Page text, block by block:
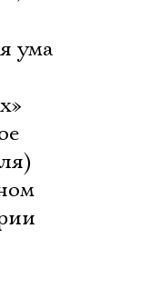
ума